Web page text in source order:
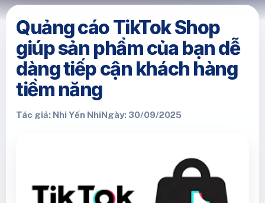
Quảng cáo TikTok Shop
giúp sản phẩm của bạn dễ
dàng tiếp cận khách hàng
tiềm năng
Tác giả: Nhi Yến NhiNgày: 30/09/2025